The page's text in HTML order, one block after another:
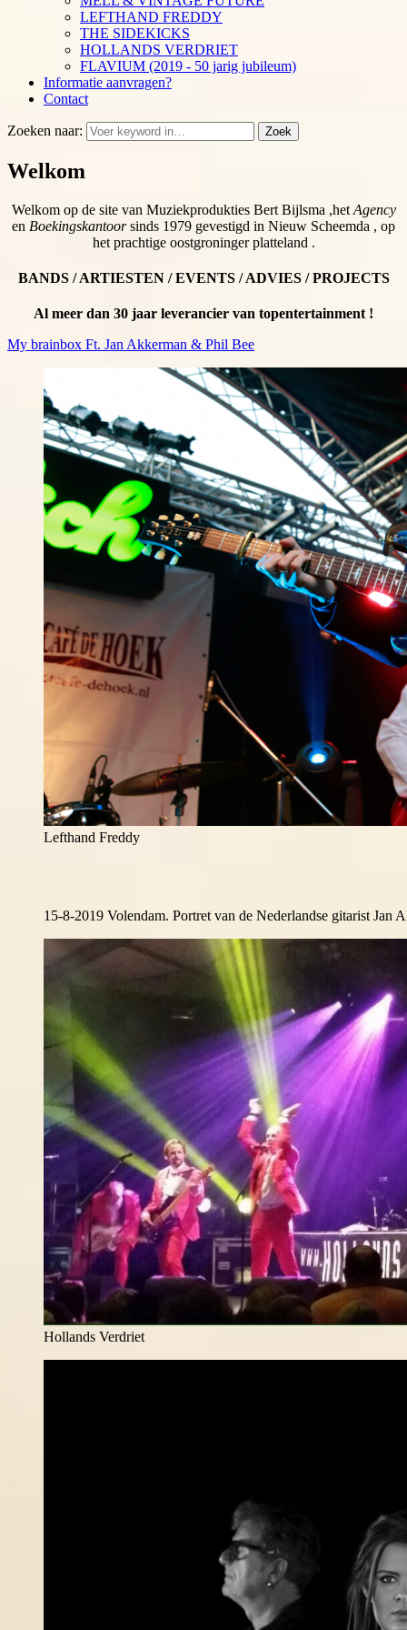
LEFTHAND FREDDY
THE SIDEKICKS
HOLLANDS VERDRIET
FLAVIUM (2019 - 50 jarig jubileum)
Informatie aanvragen?
Contact
Zoeken naar: Zoek
Welkom
Welkom op de site van Muziekprodukties Bert Bijlsma ,het Agency
en Boekingskantoorsinds 1979 gevestigd in Nieuw Scheemda , op
het prachtige oostgroninger platteland .
BANDS / ARTIESTEN / EVENTS / ADVIES / PROJECTS
Al meer dan 30 jaar leverancier van topentertainment !
My brainbox Ft. Jan Akkerman & Phil Bee
Lefthand Freddy
15-8-2019 Volendam. Portret van de Nederlandse gitarist Jan
Hollands Verdriet